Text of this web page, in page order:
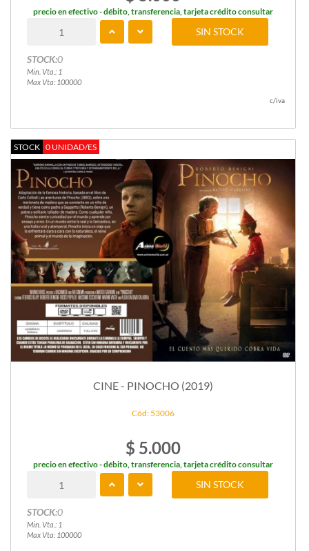
precio en efectivo - débito, transferencia, tarjeta crédito consultar
STOCK:0
Min. Vta.: 1
Max Vta: 100000
SIN STOCK
c/iva
STOCK 0 UNIDAD/ES
CINE - PINOCHO (2019)
Cód: 53006
$ 5.000
precio en efectivo - débito, transferencia, tarjeta crédito consultar
STOCK:0
Min. Vta.: 1
Max Vta: 100000
SIN STOCK